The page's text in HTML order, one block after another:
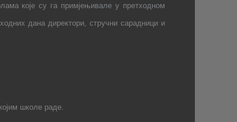
које су га примјењивале у претходном
дана директори, стручни сарадници и
школе раде.